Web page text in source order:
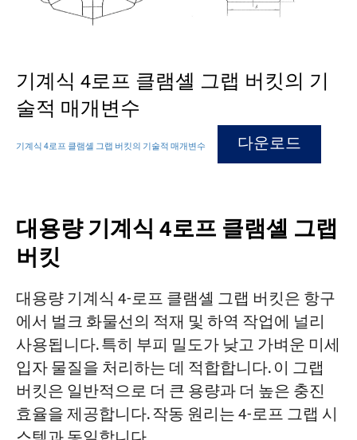
기계식 4로프 클램셸 그랩 버킷의 기
술적 매개변수
기계식 4로프 클램셸 그랩 버킷의 기술적 매개변수 다운로드
대용량 기계식 4로프 클램셸 그랩
버킷
대용량 기계식 4-로프 클램셸 그랩 버킷은 항구
에서 벌크 화물선의 적재 및 하역 작업에 널리
사용됩니다. 특히 부피 밀도가 낮고 가벼운 미세
입자 물질을 처리하는 데 적합합니다. 이 그랩
버킷은 일반적으로 더 큰 용량과 더 높은 충진
효율을 제공합니다. 작동 원리는 4-로프 그랩 시